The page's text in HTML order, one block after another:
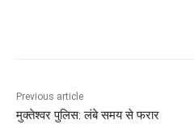
Previous article
मुक्तेश्वर पुलिस: लंबे समय से फरार